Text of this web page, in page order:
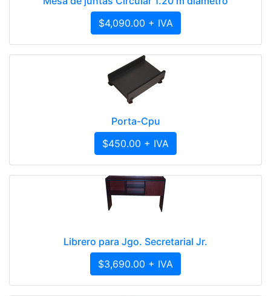
$4,090.00 + IVA
Porta-Cpu
$450.00 + IVA
Librero para Jgo. Secretarial Jr.
$3,690.00 + IVA